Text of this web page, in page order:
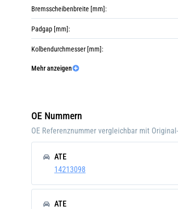
Bremsscheibenbreite [mm]:
Padgap [mm]:
Kolbendurchmesser [mm]:
Kolbenanzahl:
Pfand:
Mehr anzeigen
OE Nummern
OE Referenznummer vergleichbar mit
ATE
14213098
ATE